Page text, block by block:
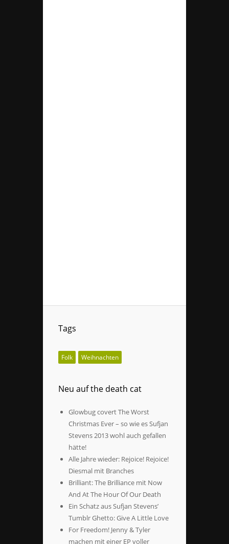
Tags
Folk Weihnachten
Neu auf the death cat
Glowbug covert The Worst
Christmas Ever – so wie es Sufjan
Stevens 2013 wohl auch gefallen
hätte!
Alle Jahre wieder: Rejoice! Rejoice!
Diesmal mit Branches
Brilliant: The Brilliance mit Now
And At The Hour Of Our Death
Ein Schatz aus Sufjan Stevens’
Tumblr Ghetto: Give A Little Love
For Freedom! Jenny & Tyler
machen mit einer EP voller